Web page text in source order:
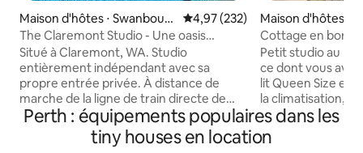
Maison d'hôtes ⋅ Swanbourn
e
Évaluation moyenne sur la
4,97 (232)
The Claremont Studio - Une oasis
urbaine avec piscine !
Situé à Claremont, WA. Studio
entièrement indépendant avec sa
propre entrée privée. À distance de
marche de la ligne de train directe de
l'aéroport. Parfait pour une personne
seule/un couple qui aime avoir toutes les
commodités accessibles à pied. Situé
Maison d'hôtes ⋅
m
Cottage en bord
Petit studio au
ce dont vous
lit Queen Size et
la climatisation,
kitchenette
réfrigérateur-
machine
Perth : équipements populaires dans les
tiny houses en location